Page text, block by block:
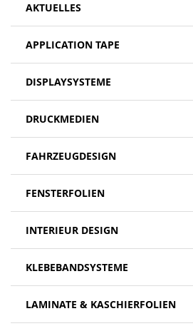
AKTUELLES
APPLICATION TAPE
DISPLAYSYSTEME
DRUCKMEDIEN
FAHRZEUGDESIGN
FENSTERFOLIEN
INTERIEUR DESIGN
KLEBEBANDSYSTEME
LAMINATE & KASCHIERFOLIEN